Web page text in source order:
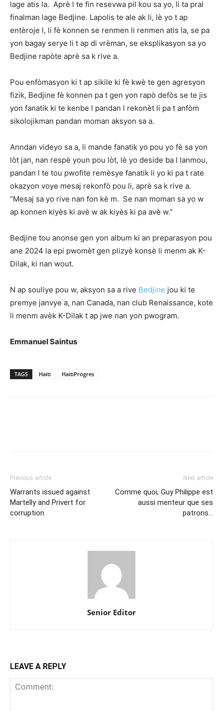
lage atis la. Aprè l te fin resevwa pil kou sa yo, li ta pral
finalman lage Bedjine. Lapolis te ale ak li, lè yo t ap
entèroje l, li fè konnen se renmen li renmen atis la, se pa
yon bagay serye li t ap di vrèman, se eksplikasyon sa yo
Bedjine rapòte aprè sa k rive a.
Pou enfòmasyon ki t ap sikile ki fè kwè te gen agresyon
fizik, Bedjine fè konnen pa t gen yon rapò defòs se te jis
yon fanatik ki te kenbe l pandan l rekonèt li pa t anfòm
sikolojikman pandan moman aksyon sa a.
Anndan videyo sa a, li mande fanatik yo pou yo fè sa yon
lòt jan, nan respè youn pou lòt, lè yo deside ba l lanmou,
pandan l te tou pwofite remèsye fanatik li yo ki pa t rate
okazyon voye mesaj rekonfò pou li, aprè sa k rive a.
“Mesaj sa yo rive nan fon kè m. Se nan moman sa yo w
ap konnen kiyès ki avè w ak kiyès ki pa avè w.”
Bedjine tou anonse gen yon album ki an preparasyon pou
ane 2024 la epi pwomèt gen plizyè konsè li menm ak K-
Dilak, ki nan wout.
N ap souliye pou w, aksyon sa a rive Bedjine jou ki te
premye janvye a, nan Canada, nan club Renaissance, kote
li menm avèk K-Dilak t ap jwe nan yon pwogram.
Emmanuel Saintus
TAGS Haiti HaitiProgres
Previous article
Warrants issued against
Martelly and Privert for
corruption
Next article
Comme quoi, Guy Philippe est
aussi menteur que ses
patrons…
Senior Editor
LEAVE A REPLY